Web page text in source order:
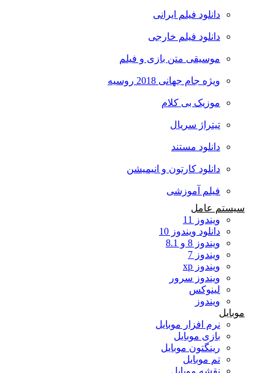
دانلود فیلم ایرانی
دانلود فیلم خارجی
موسیقی متن بازی و فیلم
ویژه جام جهانی 2018 روسیه
موزیک بی کلام
تیتراژ سریال
دانلود مستند
دانلود کارتون و انیمیشن
فیلم آموزشی
سیستم عامل
ویندوز 11
دانلود ویندوز 10
ویندوز 8 و 8.1
ویندوز 7
ویندوز xp
ویندوز سرور
لینوکس
ویندوز
موبایل
نرم افزار موبایل
بازی موبایل
رینگتون موبایل
تم موبایل
نقشه موبایل